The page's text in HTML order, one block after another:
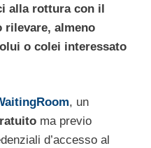
alla rottura con il
rilevare, almeno
o colei interessato
, un
ma previo
d’accesso al